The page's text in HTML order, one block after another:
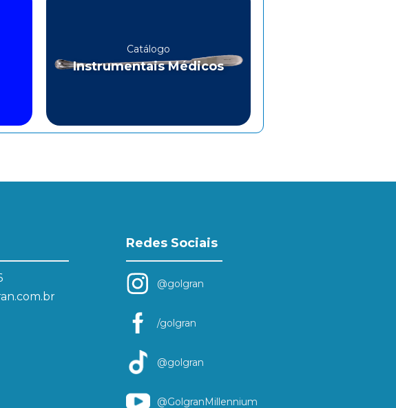
Catálogo
Instrumentais Médicos
Redes Sociais
@golgran
/golgran
@golgran
@GolgranMillennium